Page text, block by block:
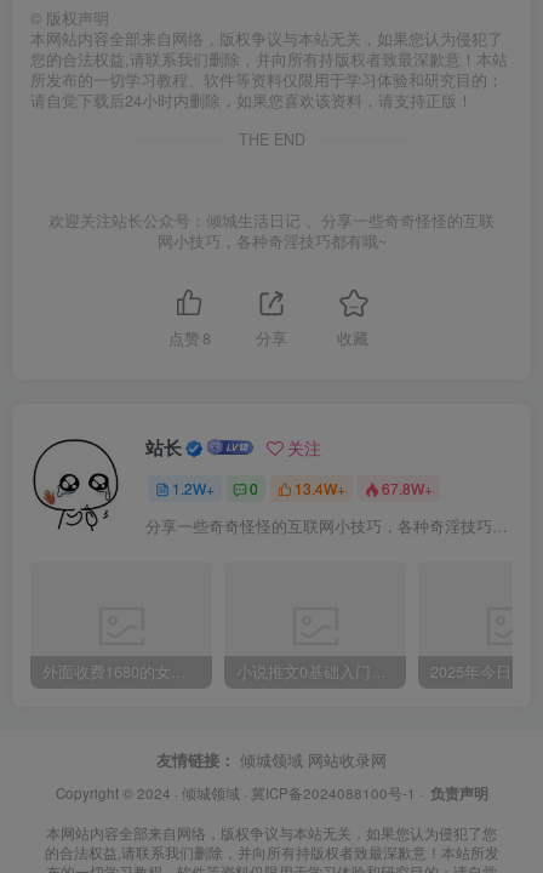
© 版权声明
本网站内容全部来自网络，版权争议与本站无关，如果您认为侵犯了
您的合法权益,请联系我们删除，并向所有持版权者致最深歉意！本站
所发布的一切学习教程、软件等资料仅限用于学习体验和研究目的；
请自觉下载后24小时内删除，如果您喜欢该资料，请支持正版！
THE END
欢迎关注站长公众号：倾城生活日记 。分享一些奇奇怪怪的互联
网小技巧，各种奇淫技巧都有哦~
点赞 8 分享 收藏
站长 关注
1.2W+ 0 13.4W+ 67.8W+
分享一些奇奇怪怪的互联网小技巧，各种奇淫技巧都在本站。
外面收费1680的女粉项目变现，单人单日收益可达1.7k，全自动成交无需维护 小说推文0基础入门教程，0粉就可做，快速上手
友情链接： 倾城领域 网站收录网
Copyright © 2024 · 倾城领域 · 冀ICP备2024088100号-1 · 负责声明
本网站内容全部来自网络，版权争议与本站无关，如果您认为侵犯了您
的合法权益,请联系我们删除，并向所有持版权者致最深歉意！本站所发